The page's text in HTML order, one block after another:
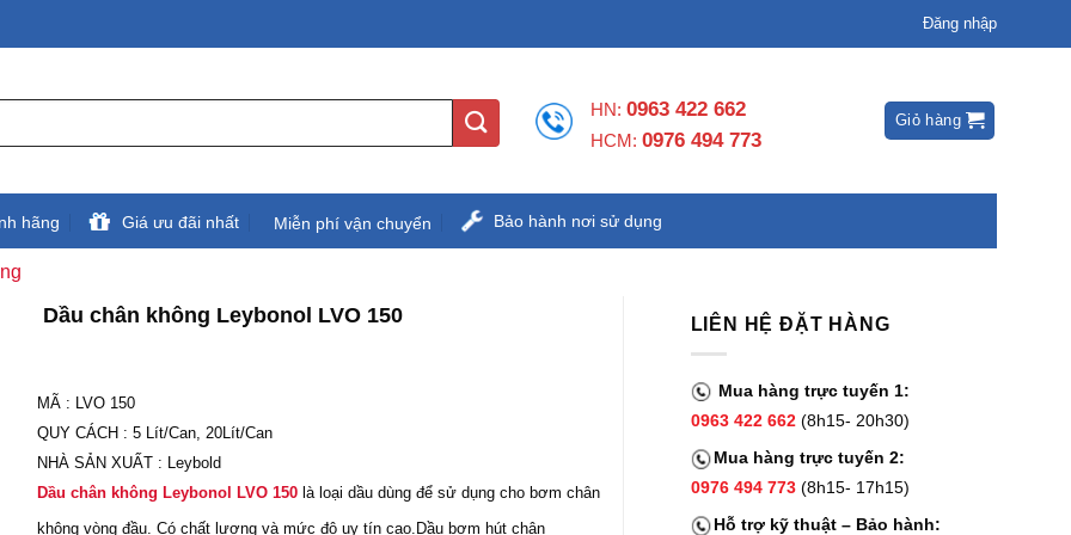
Đăng nhập
HN:0963 422 662
HCM:0976 494 773
Giỏ hàng
hãng Giá ưu đãi nhất Miễn phí vận chuyển Bảo hành nơi sử dụng
Dầu chân không Leybonol LVO 150
MÃ : LVO 150
QUY CÁCH : 5 Lít/Can, 20Lít/Can
NHÀ SẢN XUẤT : Leybold
Dầu chân không Leybonol LVO 150là loại dầu dùng để sử dụng cho bơm chân
không vòng đầu. Có chất lượng và mức độ uy tín cao.Dầu bơm hút chân
LIÊN HỆ ĐẶT HÀNG
Mua hàng trực tuyến 1:
0963 422 662(8h15- 20h30)
Mua hàng trực tuyến 2:
0976 494 773 (8h15- 17h15)
Hỗ trợ kỹ thuật – Bảo hành: